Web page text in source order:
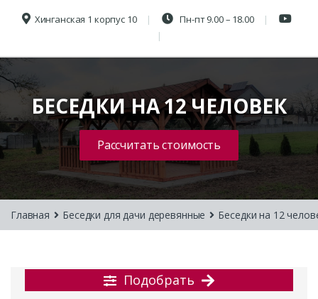
Хинганская 1 корпус 10 Пн-пт 9.00 – 18.00
БЕСЕДКИ НА 12 ЧЕЛОВЕК
Рассчитать стоимость
Главная Беседки для дачи деревянные Беседки на 12
Подобрать